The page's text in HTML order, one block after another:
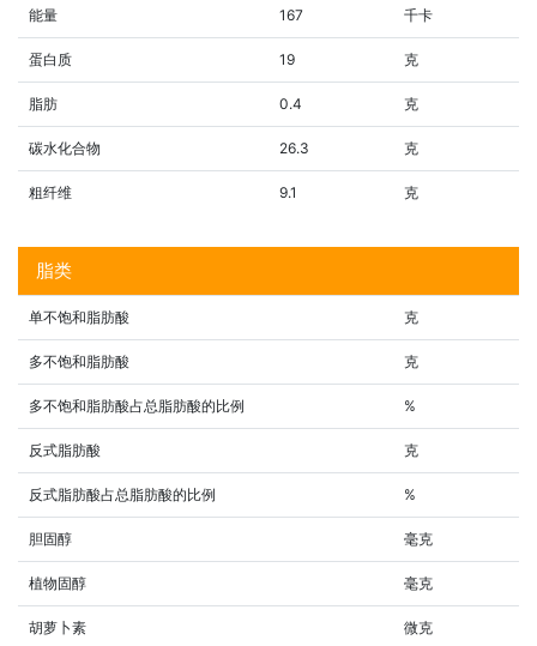
能量 167 千卡
蛋白质 19 克
脂肪 0.4 克
碳水化合物 26.3 克
粗纤维 9.1 克
脂类
单不饱和脂肪酸 克
多不饱和脂肪酸 克
多不饱和脂肪酸占总脂肪酸的比例 %
反式脂肪酸 克
反式脂肪酸占总脂肪酸的比例 %
胆固醇 毫克
植物固醇 毫克
胡萝卜素 微克